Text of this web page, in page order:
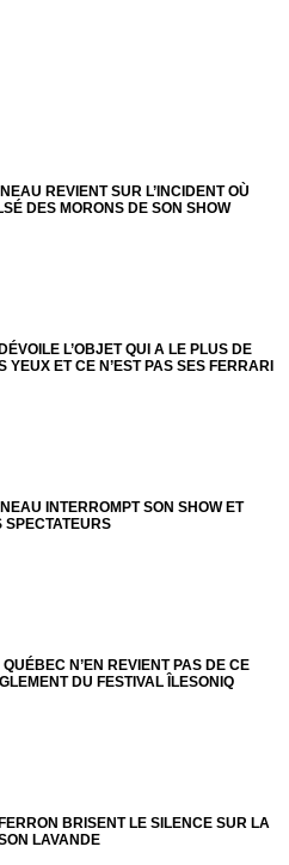
REVIENT SUR L’INCIDENT OÙ
DES MORONS DE SON SHOW
L’OBJET QUI A LE PLUS DE
YEUX ET CE N’EST PAS SES FERRARI
INTERROMPT SON SHOW ET
SPECTATEURS
N’EN REVIENT PAS DE CE
DU FESTIVAL ÎLESONIQ
BRISENT LE SILENCE SUR LA
LAVANDE